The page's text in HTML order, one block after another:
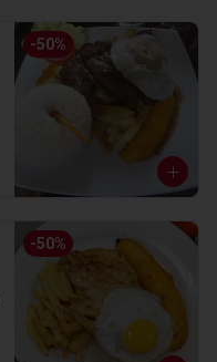
-50%
-50%